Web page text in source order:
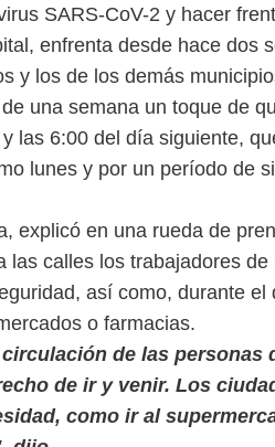
SARS-CoV-2 y hacer
enfrenta desde hace dos
y los de los demás
una semana un toque de
las 6:00 del día siguiente,
lunes y por un período de
explicó en una rueda de
las calles los trabajadores de
así como, durante el
o farmacias.
de las personas
de ir y venir. Los
como ir al